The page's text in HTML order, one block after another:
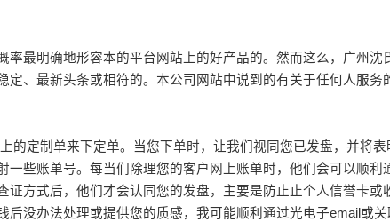
最明确地形容本的平台网站上的好产品的。然而这么，广州
、最新头条或相符的。本公司网站中说到的有关于任何人服
的定制单来下定单。当您下单时，让我们视同您已发盘，并将
些账单号。每当们除理您的客户网上账单时，他们会可以顺
方式后，他们才会认同您的发盘，主要是防止止个人信誉卡
没办法处理或提供您的质感，我可能顺利通过光电子email或关